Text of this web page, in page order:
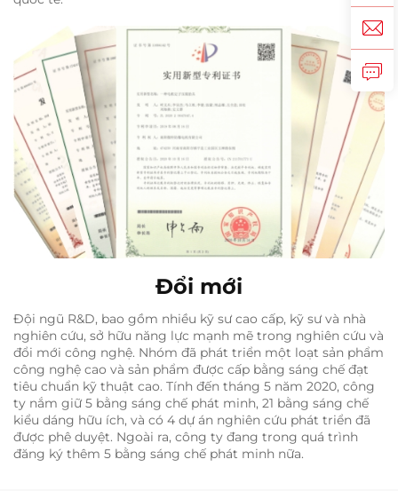
Đổi mới
Đội ngũ R&D, bao gồm nhiều kỹ sư cao cấp, kỹ sư và nhà
nghiên cứu, sở hữu năng lực mạnh mẽ trong nghiên cứu và
đổi mới công nghệ. Nhóm đã phát triển một loạt sản phẩm
công nghệ cao và sản phẩm được cấp bằng sáng chế đạt
tiêu chuẩn kỹ thuật cao. Tính đến tháng 5 năm 2020, công
ty nắm giữ 5 bằng sáng chế phát minh, 21 bằng sáng chế
kiểu dáng hữu ích, và có 4 dự án nghiên cứu phát triển đã
được phê duyệt. Ngoài ra, công ty đang trong quá trình
đăng ký thêm 5 bằng sáng chế phát minh nữa.